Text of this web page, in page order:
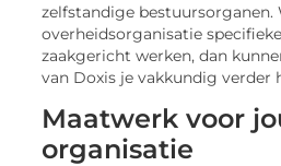
zelfstandige bestuursorganen.
overheidsorganisatie
zaakgericht werken, dan
van Doxis je vakkundig verder
Maatwerk voor
organisatie